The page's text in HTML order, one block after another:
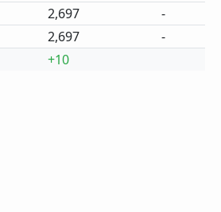
2,697
-
2,697
-
+10